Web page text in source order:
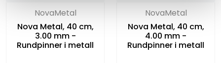
NovaMetal
Nova Metal, 40 cm,
3.00 mm -
Rundpinner i metall
NovaMetal
Nova Metal, 40 cm,
4.00 mm -
Rundpinner i metall